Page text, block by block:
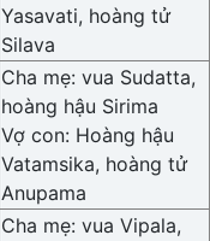
Yasavati, hoàng tử
Silava
Cha mẹ: vua Sudatta,
hoàng hậu Sirima
Vợ con: Hoàng hậu
Vatamsika, hoàng tử
Anupama
Cha mẹ: vua Vipala,